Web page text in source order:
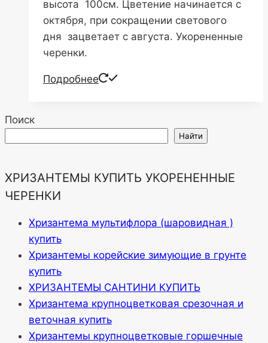
высота 100см. Цветение начинается с
октября, при сокращении светового
дня зацветает с августа. Укорененные
черенки.
Подробнее
Поиск
Найти
ХРИЗАНТЕМЫ КУПИТЬ УКОРЕНЕННЫЕ
ЧЕРЕНКИ
Хризантема мультифлора (шаровидная )
купить
Хризантемы корейские зимующие в грунте
купить
ХРИЗАНТЕМЫ САНТИНИ КУПИТЬ
Хризантема крупноцветковая срезочная и
веточная купить
Хризантемы крупноцветковые горшечные